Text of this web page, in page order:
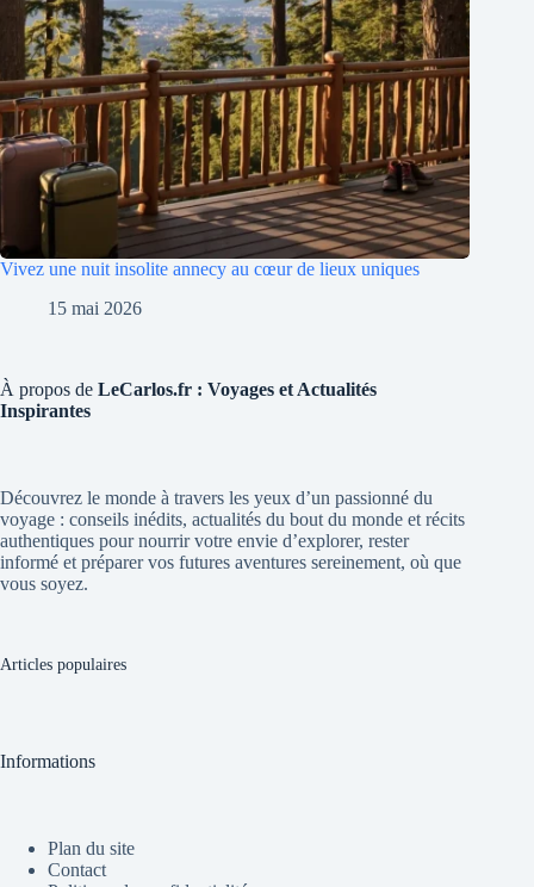
Vivez une nuit insolite annecy au cœur de lieux uniques
15 mai 2026
À propos de LeCarlos.fr : Voyages et Actualités
Inspirantes
Découvrez le monde à travers les yeux d’un passionné du
voyage : conseils inédits, actualités du bout du monde et récits
authentiques pour nourrir votre envie d’explorer, rester
informé et préparer vos futures aventures sereinement, où que
vous soyez.
Articles populaires
Informations
Plan du site
Contact